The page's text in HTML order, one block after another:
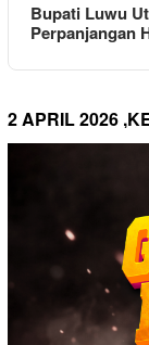
Bupati Luwu
Perpanjangan
2 APRIL 2026